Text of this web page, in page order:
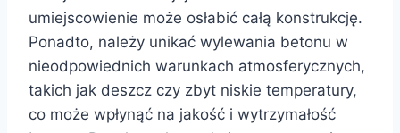
umiejscowienie może osłabić całą konstrukcję.
Ponadto, należy unikać wylewania betonu w
nieodpowiednich warunkach atmosferycznych,
takich jak deszcz czy zbyt niskie temperatury,
co może wpłynąć na jakość i wytrzymałość